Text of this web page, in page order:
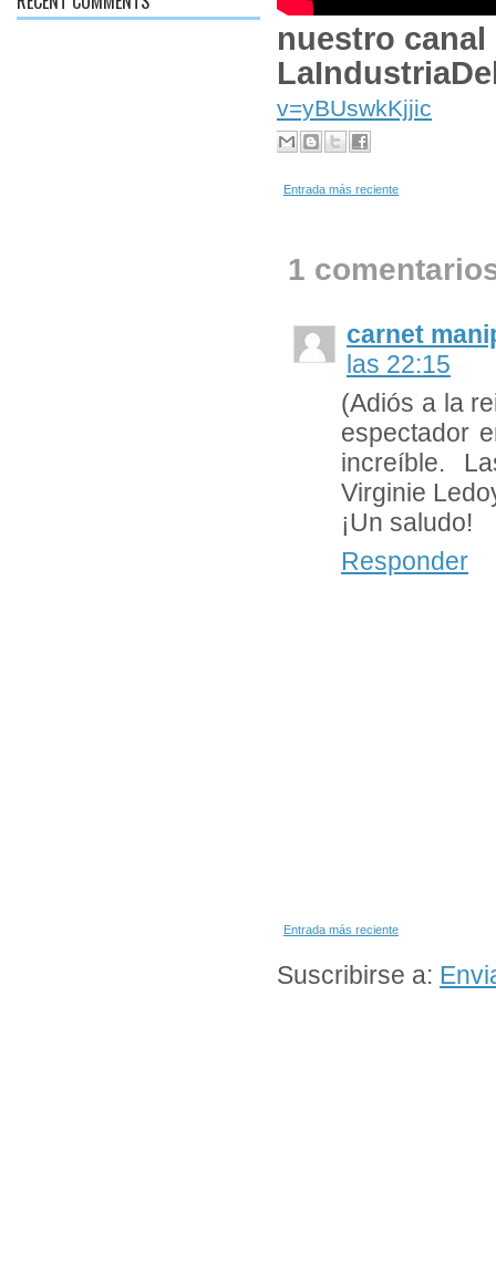
nuestro
v=yBUswkKjjic
Entrada más reciente
1
carnet
las 22:15
(Adiós a la
espectador
increíble.
Virginie
¡Un saludo!
Responder
Entrada más reciente
Suscribirse a: